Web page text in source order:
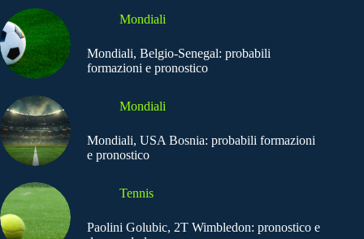
Mondiali
Mondiali, Belgio-Senegal: probabili
formazioni e pronostico
Mondiali
Mondiali, USA Bosnia: probabili formazioni
e pronostico
Tennis
Paolini Golubic, 2T Wimbledon: pronostico e